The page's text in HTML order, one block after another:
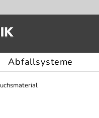
Abfallsysteme